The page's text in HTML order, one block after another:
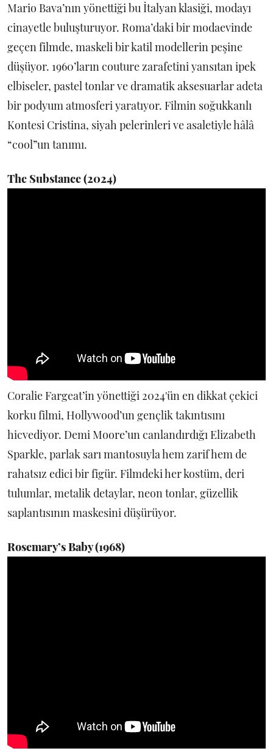
Mario Bava’nın yönettiği bu İtalyan klasiği, modayı
cinayetle buluşturuyor. Roma’daki bir modaevinde
geçen filmde, maskeli bir katil modellerin peşine
düşüyor. 1960’ların couture zarafetini yansıtan ipek
elbiseler, pastel tonlar ve dramatik aksesuarlar adeta
bir podyum atmosferi yaratıyor. Filmin soğukkanlı
Kontesi Cristina, siyah pelerinleri ve asaletiyle hâlâ
“cool”un tanımı.
The Substance (2024)
Coralie Fargeat’in yönettiği 2024'ün en dikkat çekici
korku filmi, Hollywood’un gençlik takıntısını
hicvediyor. Demi Moore’un canlandırdığı Elizabeth
Sparkle, parlak sarı mantosuyla hem zarif hem de
rahatsız edici bir figür. Filmdeki her kostüm, deri
tulumlar, metalik detaylar, neon tonlar, güzellik
saplantısının maskesini düşürüyor.
Rosemary’s Baby (1968)